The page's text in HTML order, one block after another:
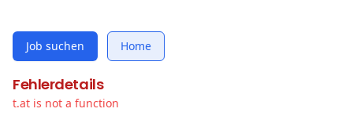
Job suchen Home
Fehlerdetails
t.at is not a function